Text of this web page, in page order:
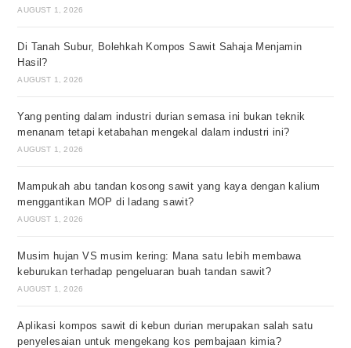
AUGUST 1, 2026
Di Tanah Subur, Bolehkah Kompos Sawit Sahaja Menjamin
Hasil?
AUGUST 1, 2026
Yang penting dalam industri durian semasa ini bukan teknik
menanam tetapi ketabahan mengekal dalam industri ini?
AUGUST 1, 2026
Mampukah abu tandan kosong sawit yang kaya dengan kalium
menggantikan MOP di ladang sawit?
AUGUST 1, 2026
Musim hujan VS musim kering: Mana satu lebih membawa
keburukan terhadap pengeluaran buah tandan sawit?
AUGUST 1, 2026
Aplikasi kompos sawit di kebun durian merupakan salah satu
penyelesaian untuk mengekang kos pembajaan kimia?